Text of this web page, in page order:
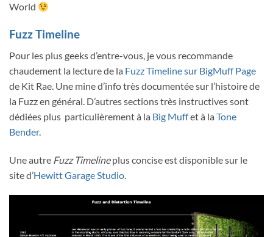
World
Fuzz Timeline
Pour les plus geeks d’entre-vous, je vous recommande
chaudement la lecture de la Fuzz Timeline sur BigMuff Page
de Kit Rae. Une mine d’info très documentée sur l’histoire de
la Fuzz en général. D’autres sections très instructives sont
dédiées plus particulièrement à la Big Muffet à la Tone
Bender.
Une autre Fuzz Timelineplus concise est disponible sur le
site d’Hewitt Garage Studio